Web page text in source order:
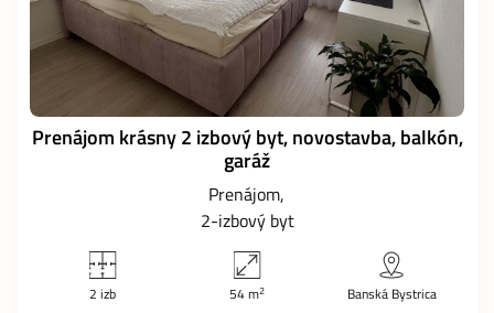
Prenájom krásny 2 izbový byt, novostavba, balkón,
garáž
Prenájom
2-izbový byt
2 izb 54 m2 Banská Bystrica